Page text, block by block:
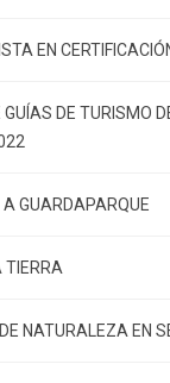
EN
GUÍAS DE TURISMO
A GUARDAPARQUE
TIERRA
NATURALEZA EN